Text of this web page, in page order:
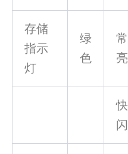
存储
指示
灯
绿
色
常
亮
快
闪